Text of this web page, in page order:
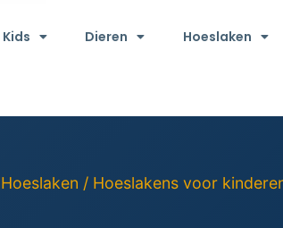
Kids Dieren Hoeslaken
Hoeslaken / Hoeslakens voor